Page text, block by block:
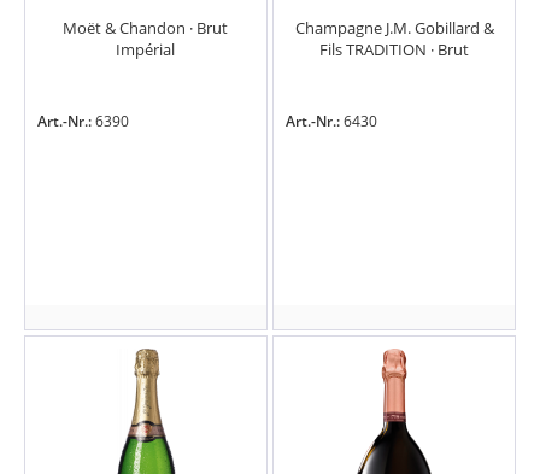
Moët & Chandon · Brut
Impérial
Art.-Nr.:6390
Champagne J.M. Gobillard &
Fils TRADITION · Brut
Art.-Nr.:6430